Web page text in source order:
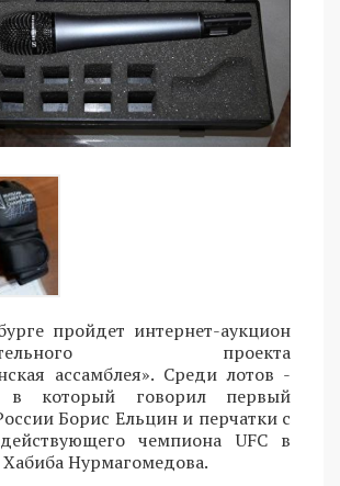
пройдет интернет-аукцион
проекта
ассамблея». Среди лотов -
в который говорил первый
Борис Ельцин и перчатки с
чемпиона UFC в
Хабиба Нурмагомедова.